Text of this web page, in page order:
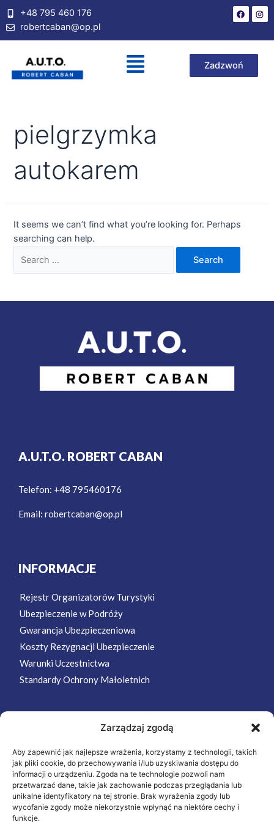
Zarządzaj zgodą
Aby zapewnić jak najlepsze wrażenia, korzystamy z technologii, takich
jak pliki cookie, do przechowywania i/lub uzyskiwania dostępu do
informacji o urządzeniu. Zgoda na te technologie pozwoli nam
przetwarzać dane, takie jak zachowanie podczas przeglądania lub
unikalne identyfikatory na tej stronie. Brak wyrażenia zgody lub
wycofanie zgody może niekorzystnie wpłynąć na niektóre cechy i
funkcje.
+48 795 460 176
robertcaban@op.pl
Zadzwoń
pielgrzymka
autokarem
It seems we can’t find what you’re looking for. Perhaps
searching can help.
A.U.T.O. ROBERT CABAN
Telefon: +48 795460176
Email: robertcaban@op.pl
INFORMACJE
Rejestr Organizatorów Turystyki
Ubezpieczenie w Podróży
Gwarancja Ubezpieczeniowa
Koszty Rezygnacji Ubezpieczenie
Warunki Uczestnictwa
Standardy Ochrony Małoletnich
Strona Główna
Wycieczki
Oferta
O nas